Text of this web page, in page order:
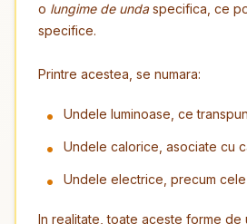
o lungime de undaspecifica, ce
specifice.
Printre acestea, se numara:
Undele luminoase, ce
Undele calorice, asociate cu
Undele electrice, precum
In realitate, toate aceste forme de